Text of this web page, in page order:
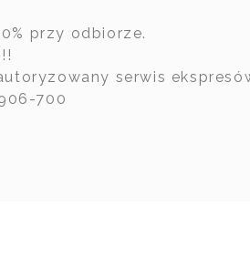
przy odbiorze.
serwis
700